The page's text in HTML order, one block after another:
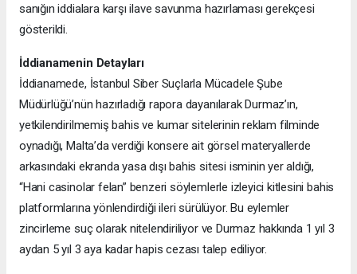
sanığın iddialara karşı ilave savunma hazırlaması gerekçesi
gösterildi.
İddianamenin Detayları
İddianamede, İstanbul Siber Suçlarla Mücadele Şube
Müdürlüğü’nün hazırladığı rapora dayanılarak Durmaz’ın,
yetkilendirilmemiş bahis ve kumar sitelerinin reklam filminde
oynadığı, Malta’da verdiği konsere ait görsel materyallerde
arkasındaki ekranda yasa dışı bahis sitesi isminin yer aldığı,
“Hani casinolar felan” benzeri söylemlerle izleyici kitlesini bahis
platformlarına yönlendirdiği ileri sürülüyor. Bu eylemler
zincirleme suç olarak nitelendiriliyor ve Durmaz hakkında 1 yıl 3
aydan 5 yıl 3 aya kadar hapis cezası talep ediliyor.